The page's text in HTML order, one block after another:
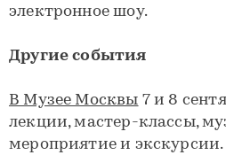
электронное шоу.
Другие события
В Музее Москвы 7 и 8
лекции, мастер-классы,
мероприятие и экскурсии.